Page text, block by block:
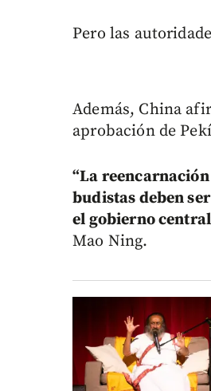
Pero las
Además, China
aprobación de
“La
budistas deben
el gobierno
Mao Ning.